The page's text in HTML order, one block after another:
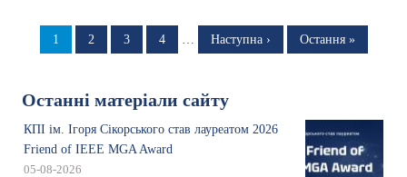
Сторінка
1 Сторінка
2 Сторінка
3 Сторінка
4
Наступна
Наступна ›
Остання
Остання »
Останні матеріали сайту
КПІ ім. Ігоря Сікорського став лауреатом 2026
Friend of IEEE MGA Award
05-08-2026